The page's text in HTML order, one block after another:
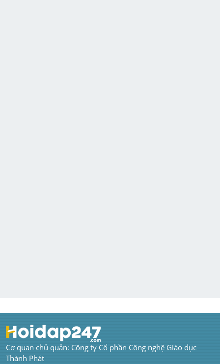
Cơ quan chủ quản: Công ty Cổ phần Công nghệ Giáo dục
Thành Phát